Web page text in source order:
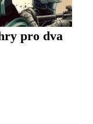
pro dva